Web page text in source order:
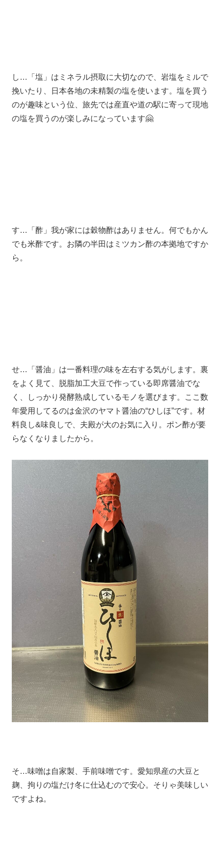
し…「塩」はミネラル摂取に大切なので、岩塩をミルで
挽いたり、日本各地の未精製の塩を使います。塩を買う
のが趣味という位、旅先では産直や道の駅に寄って現地
の塩を買うのが楽しみになっています🤗
す…「酢」我が家には穀物酢はありません。何でもかん
でも米酢です。お隣の半田はミツカン酢の本拠地ですか
ら。
せ…「醤油」は一番料理の味を左右する気がします。裏
をよく見て、脱脂加工大豆で作っている即席醤油でな
く、しっかり発酵熟成しているモノを選びます。ここ数
年愛用してるのは金沢のヤマト醤油の“ひしほ”です。材
料良し&味良しで、夫殿が大のお気に入り。ポン酢が要
らなくなりましたから。
そ…味噌は自家製、手前味噌です。愛知県産の大豆と
麹、拘りの塩だけ冬に仕込むので安心。そりゃ美味しい
ですよね。